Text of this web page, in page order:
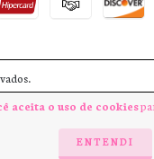
aceita o uso de cookies
ENTENDI